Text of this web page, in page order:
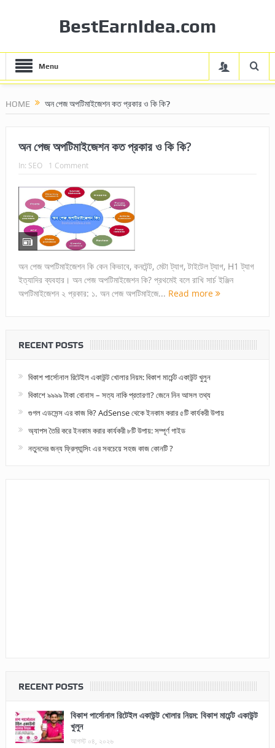
BestEarnIdea.com
Menu
HOME অন পেজ অপটিমাইজেশন কত প্রকার ও কি কি?
অন পেজ অপটিমাইজেশন কত প্রকার ও কি কি?
In: SEO 1 Comment
অন পেজ অপটিমাইজেশন কি কেন কিভাবে, কনটেন্ট, মেটা ট্যাগ, টাইটেল ট্যাগ, H1 ট্যাগ
ইত্যাদির ব্যবহার। অন পেজ অপটিমাইজেশন কি? প্রথমেই বলে রাখি সার্চ ইঞ্জিন
অপটিমাইজেশন ২ প্রকার: ১. অন পেজ অপটিমাইজে... Read more
RECENT POSTS
বিকাশ পার্সোনাল রিটেইল একাউন্ট খোলার নিয়ম: বিকাশ মার্চেন্ট একাউন্ট খুলুন
বিকাশে ৯৯৯৯ টাকা বোনাস – সত্য নাকি প্রতারণা? জেনে নিন আসল তথ্য
গুগল এডসেন্স এর কাজ কি? AdSense থেকে ইনকাম করার ৫টি কার্যকরী উপায়
অ্যাপস তৈরি করে ইনকাম করার কার্যকরী ৮টি উপায়: সম্পূর্ণ গাইড
নতুনদের জন্য ফ্রিল্যান্সিং এর সবচেয়ে সহজ কাজ কোনটি ?
RECENT POSTS
বিকাশ পার্সোনাল রিটেইল একাউন্ট খোলার নিয়ম: বিকাশ মার্চেন্ট একাউন্ট
খুলুন
আগস্ট ০৪, ২০২৬